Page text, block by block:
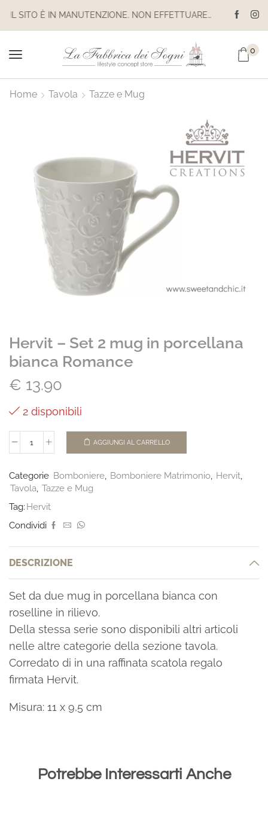
IL SITO È IN MANUTENZIONE. NON EFFETTUARE ACQUISTI. LE SPEDIZIONI SONO SOSPESE
0
Home Tavola Tazze e Mug
Hervit – Set 2 mug in porcellana
bianca Romance
€ 13.90
2 disponibili
AGGIUNGI AL CARRELLO
Categorie Bomboniere Bomboniere Matrimonio Hervit
Tavola Tazze e Mug
Tag: Hervit
Condividi
DESCRIZIONE
Set da due mug in porcellana bianca con
roselline in rilievo.
Della stessa serie sono disponibili altri articoli
nelle altre categorie della sezione tavola.
Corredato di in una raffinata scatola regalo
firmata Hervit.
Misura: 11 x 9,5 cm
Potrebbe Interessarti Anche